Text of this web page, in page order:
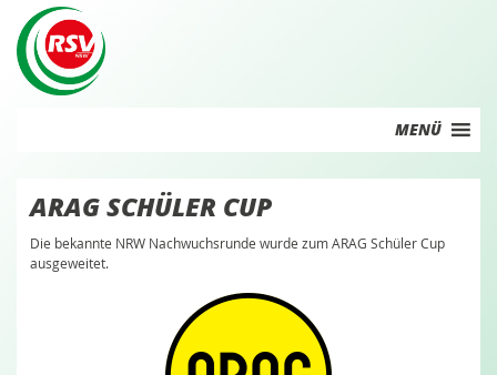
content
MENÜ
ARAG SCHÜLER CUP
Die bekannte NRW Nachwuchsrunde wurde zum ARAG Schüler Cup
ausgeweitet.